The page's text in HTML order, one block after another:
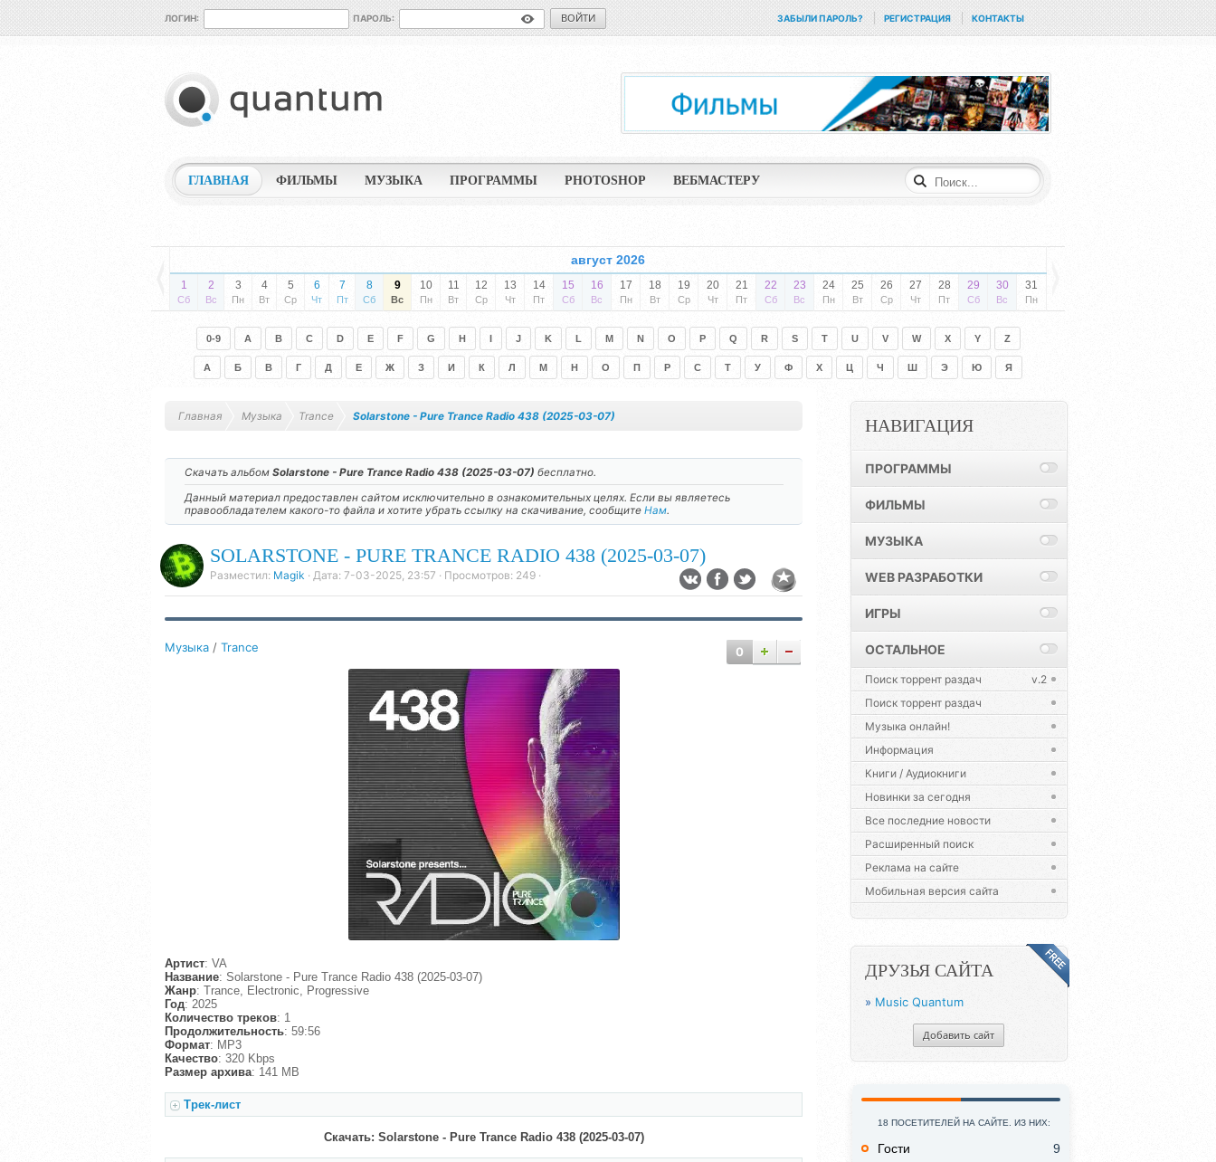
ЛОГИН: ПАРОЛЬ: ВОЙТИ ЗАБЫЛИ ПАРОЛЬ? РЕГИСТРАЦИЯ КОНТАКТЫ
ГЛАВНАЯ ФИЛЬМЫ МУЗЫКА ПРОГРАММЫ PHOTOSHOP ВЕБМАСТЕРУ
август 2026
1
Сб
2
Вс
3
Пн
4
Вт
5
Ср
6
Чт
7
Пт
8
Сб
9
Вс
10
Пн
11
Вт
12
Ср
13
Чт
14
Пт
15
Сб
16
Вс
17
Пн
18
Вт
19
Ср
20
Чт
21
Пт
22
Сб
23
Вс
24
Пн
25
Вт
26
Ср
27
Чт
28
Пт
29
Сб
30
Вс
31
Пн
0-9 A B C D E F G H I J K L M N O P Q R S T U V W X Y Z
А Б В Г Д Е Ж З И К Л М Н О П Р С Т У Ф Х Ц Ч Ш Э Ю Я
Главная Музыка Trance Solarstone - Pure Trance Radio 438 (2025-03-07)
Скачать альбом Solarstone - Pure Trance Radio 438 (2025-03-07) бесплатно.
Данный материал предоставлен сайтом исключительно в ознакомительных целях. Если вы являетесь
правообладателем какого-то файла и хотите убрать ссылку на скачивание, сообщите Нам.
SOLARSTONE - PURE TRANCE RADIO 438 (2025-03-07)
Разместил: Magik · Дата: 7-03-2025, 23:57 · Просмотров: 249 ·
Музыка / Trance 0
Артист: VA
Название: Solarstone - Pure Trance Radio 438 (2025-03-07)
Жанр: Trance, Electronic, Progressive
Год: 2025
Количество треков: 1
Продолжительность: 59:56
Формат: MP3
Качество: 320 Kbps
Размер архива: 141 MB
Трек-лист
Скачать: Solarstone - Pure Trance Radio 438 (2025-03-07)
НАВИГАЦИЯ
ПРОГРАММЫ
ФИЛЬМЫ
МУЗЫКА
WEB РАЗРАБОТКИ
ИГРЫ
ОСТАЛЬНОЕ
Поиск торрент раздач
v.2
Поиск торрент раздач
Музыка онлайн!
Информация
Книги / Аудиокниги
Новинки за сегодня
Все последние новости
Расширенный поиск
Реклама на сайте
Мобильная версия сайта
ДРУЗЬЯ САЙТА
» Music Quantum
Добавить сайт
18 ПОСЕТИТЕЛЕЙ НА САЙТЕ. ИЗ НИХ:
Гости
9